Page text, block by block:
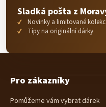
Sladká pošta z
Novinky a limitované
Tipy na originální dárky
Pro zákazníky
Pomůžeme vám vybrat dárek